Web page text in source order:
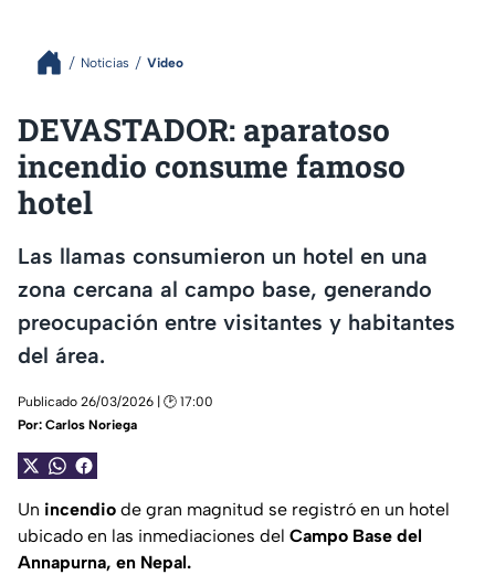
Noticias Video
DEVASTADOR: aparatoso
incendio consume famoso
hotel
Las llamas consumieron un hotel en una
zona cercana al campo base, generando
preocupación entre visitantes y habitantes
del área.
Publicado 26/03/2026 | 🕑 17:00
Por: Carlos Noriega
Un incendio de gran magnitud se registró en un hotel
ubicado en las inmediaciones del Campo Base del
Annapurna, en Nepal.